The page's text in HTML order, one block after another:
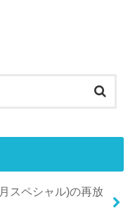
スペシャル)の再放